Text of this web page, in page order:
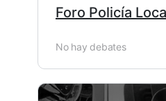
Foro Policía
No hay debates